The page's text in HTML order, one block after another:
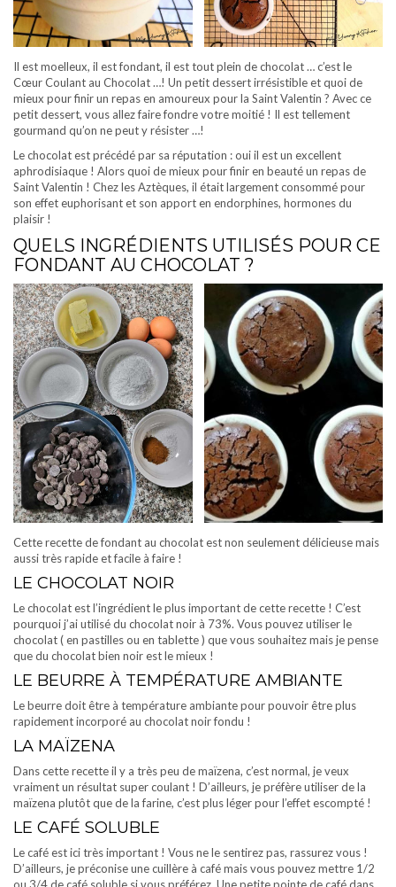
Il est moelleux, il est fondant, il est tout plein de chocolat … c’est le
Cœur Coulant au Chocolat …! Un petit dessert irrésistible et quoi de
mieux pour finir un repas en amoureux pour la Saint Valentin ? Avec ce
petit dessert, vous allez faire fondre votre moitié ! Il est tellement
gourmand qu’on ne peut y résister …!
Le chocolat est précédé par sa réputation : oui il est un excellent
aphrodisiaque ! Alors quoi de mieux pour finir en beauté un repas de
Saint Valentin ! Chez les Aztèques, il était largement consommé pour
son effet euphorisant et son apport en endorphines, hormones du
plaisir !
QUELS INGRÉDIENTS UTILISÉS POUR CE
FONDANT AU CHOCOLAT ?
Cette recette de fondant au chocolat est non seulement délicieuse mais
aussi très rapide et facile à faire !
LE CHOCOLAT NOIR
Le chocolat est l’ingrédient le plus important de cette recette ! C’est
pourquoi j’ai utilisé du chocolat noir à 73%. Vous pouvez utiliser le
chocolat ( en pastilles ou en tablette ) que vous souhaitez mais je pense
que du chocolat bien noir est le mieux !
LE BEURRE À TEMPÉRATURE AMBIANTE
Le beurre doit être à température ambiante pour pouvoir être plus
rapidement incorporé au chocolat noir fondu !
LA MAÏZENA
Dans cette recette il y a très peu de maïzena, c’est normal, je veux
vraiment un résultat super coulant ! D’ailleurs, je préfère utiliser de la
maïzena plutôt que de la farine, c’est plus léger pour l’effet escompté !
LE CAFÉ SOLUBLE
Le café est ici très important ! Vous ne le sentirez pas, rassurez vous !
D’ailleurs, je préconise une cuillère à café mais vous pouvez mettre 1/2
ou 3/4 de café soluble si vous préférez. Une petite pointe de café dans